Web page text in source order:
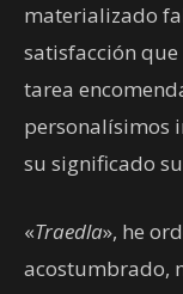
materializado
satisfacción
tarea
personalísimos
su significado
«Traedla», he
acostumbrado,